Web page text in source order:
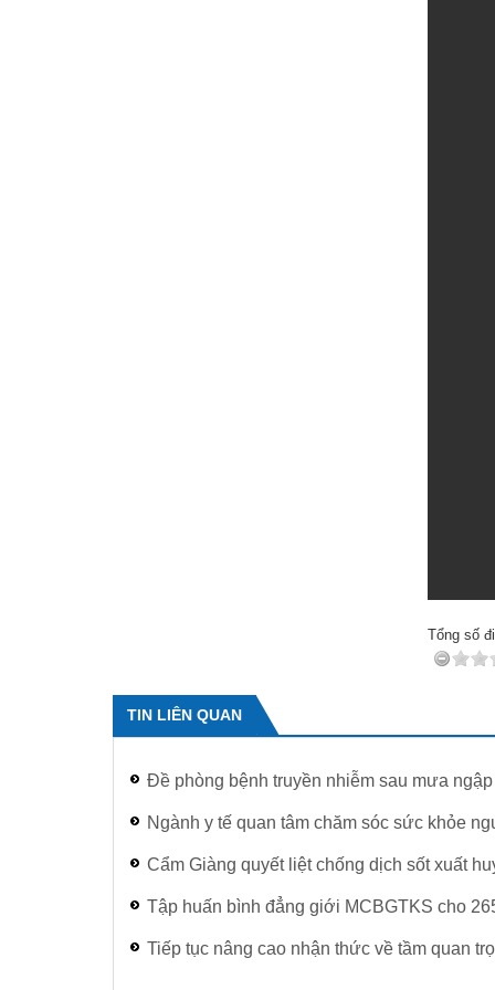
Tổng số
TIN LIÊN QUAN
Đề phòng bệnh truyền nhiễm sau mưa ngập
Ngành y tế quan tâm chăm sóc sức khỏe
Cẩm Giàng quyết liệt chống dịch sốt xuất
Tập huấn bình đẳng giới MCBGTKS cho
Tiếp tục nâng cao nhận thức về tầm quan